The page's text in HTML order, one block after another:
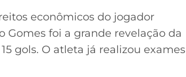
econômicos do jogador
Gomes foi a grande revelação da
gols. O atleta já realizou exames